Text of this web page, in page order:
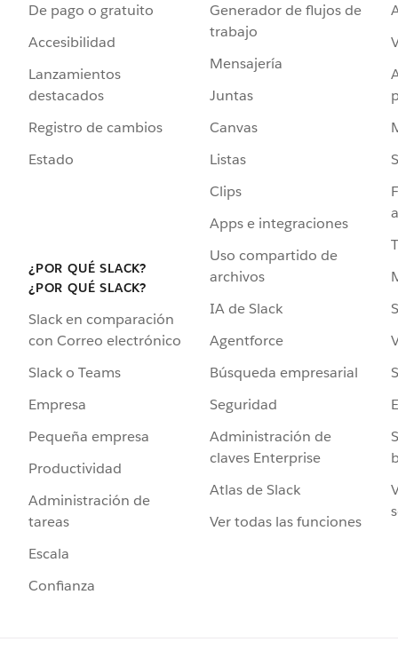
De pago o gratuito
Accesibilidad
Lanzamientos
destacados
Registro de cambios
Estado
¿POR QUÉ SLACK?
¿POR QUÉ SLACK?
Slack en comparación
con Correo electrónico
Slack o Teams
Empresa
Pequeña empresa
Productividad
Administración de
tareas
Escala
Confianza
Generador de flujos de
trabajo
Mensajería
Juntas
Canvas
Listas
Clips
Apps e integraciones
Uso compartido de
archivos
IA de Slack
Agentforce
Búsqueda empresarial
Seguridad
Administración de
claves Enterprise
Atlas de Slack
Ver todas las funciones